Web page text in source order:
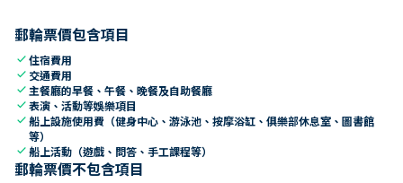
郵輪票價包含項目
check住宿費用
check 交通費用
check 主餐廳的早餐、午餐、晚餐及自助餐廳
check表演、活動等娛樂項目
check船上設施使用費（健身中心、游泳池、按摩浴缸、俱樂部休息室、圖書館
等）
check船上活動（遊戲、問答、手工課程等）
郵輪票價不包含項目